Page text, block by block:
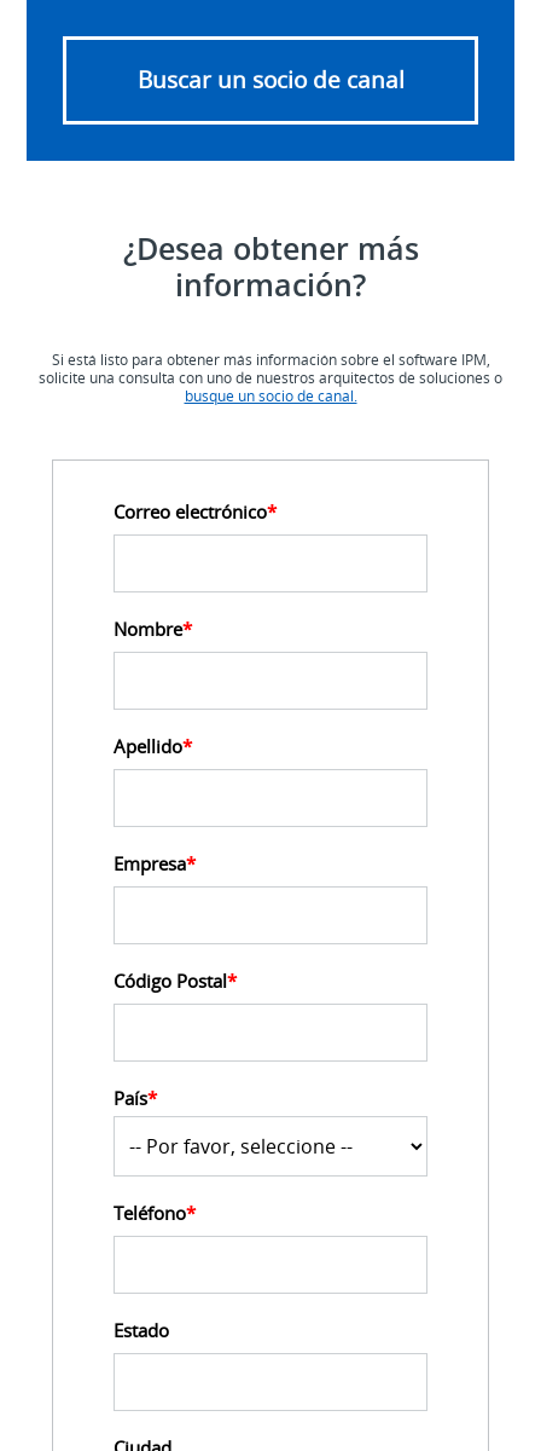
Buscar un socio de canal
¿Desea obtener más
información?
Si está listo para obtener más información sobre el software IPM,
solicite una consulta con uno de nuestros arquitectos de soluciones o
busque un socio de canal.
Correo electrónico*
Nombre*
Apellido*
Empresa*
Código Postal*
País*
Teléfono*
Estado